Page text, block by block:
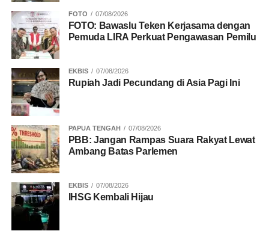
FOTO 07/08/2026
FOTO: Bawaslu Teken Kerjasama dengan
Pemuda LIRA Perkuat Pengawasan Pemilu
EKBIS 07/08/2026
Rupiah Jadi Pecundang di Asia Pagi Ini
PAPUA TENGAH 07/08/2026
PBB: Jangan Rampas Suara Rakyat Lewat
Ambang Batas Parlemen
EKBIS 07/08/2026
IHSG Kembali Hijau